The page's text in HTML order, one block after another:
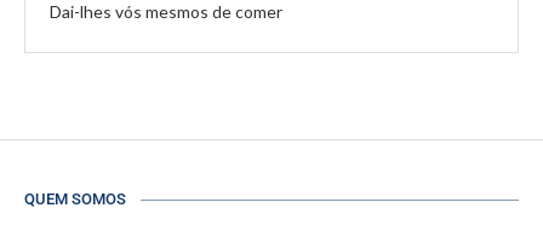
Dai-lhes vós mesmos de comer
QUEM SOMOS